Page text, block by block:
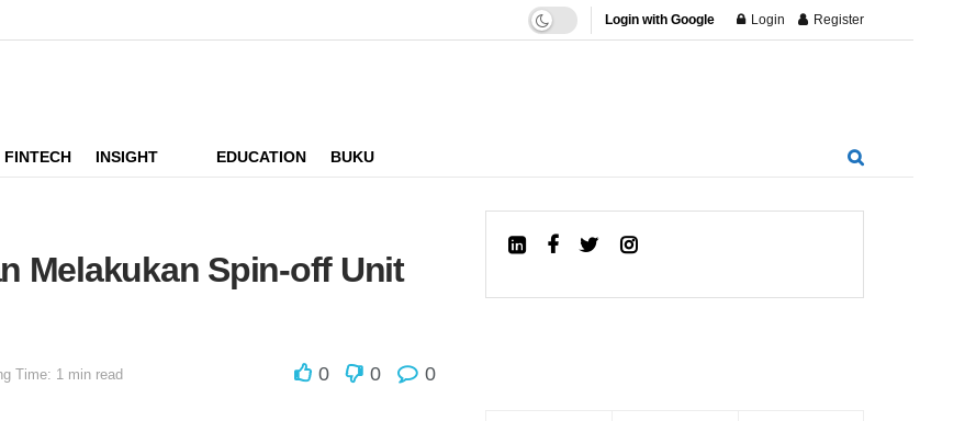
Login with Google Login Register
FINTECH INSIGHT EDUCATION BUKU
Melakukan Spin-off Unit
Time: 1 min read 0 0 0